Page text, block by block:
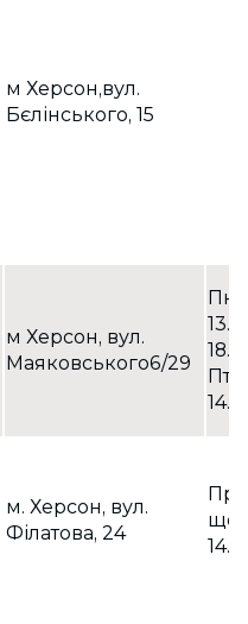
м Херсон,вул.
Бєлінського, 15
м Херсон, вул.
Маяковського6/29
Пн-
Пт:
м. Херсон, вул.
Філатова, 24